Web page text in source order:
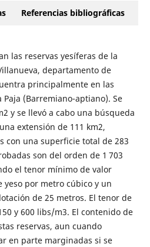
Referencias bibliográficas
las reservas yesíferas de la
departamento de
principalmente en las
(Barremiano-aptiano). Se
y se llevó a cabo una búsqueda
extensión de 111 km2,
con una superficie total de 283
son del orden de 1 703
el tenor mínimo de valor
yeso por metro cúbico y un
de 25 metros. El tenor de
y 600 libs/m3. El contenido de
reservas, aun cuando
en parte marginadas si se